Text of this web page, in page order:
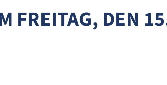
FREITAG, DEN